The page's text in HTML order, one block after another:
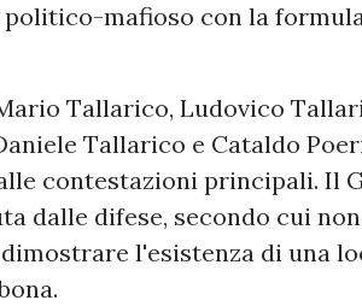
mafioso con la
Tallarico, Ludovico
Tallarico e Cataldo
contestazioni principali. Il
dalle difese, secondo cui
l'esistenza di una